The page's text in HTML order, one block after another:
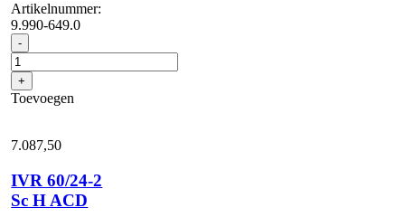
Artikelnummer:
9.990-649.0
- IVR
100/40
Sc
M
ACD
+
Toevoegen
7.087,50
IVR 60/24-2
Sc H ACD